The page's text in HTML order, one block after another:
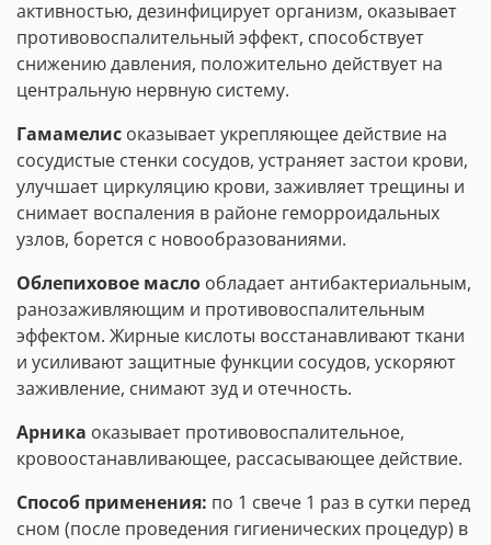
активностью, дезинфицирует организм, оказывает
противовоспалительный эффект, способствует
снижению давления, положительно действует на
центральную нервную систему.
Гамамелис оказывает укрепляющее действие на
сосудистые стенки сосудов, устраняет застои крови,
улучшает циркуляцию крови, заживляет трещины и
снимает воспаления в районе геморроидальных
узлов, борется с новообразованиями.
Облепиховое масло обладает антибактериальным,
ранозаживляющим и противовоспалительным
эффектом. Жирные кислоты восстанавливают ткани
и усиливают защитные функции сосудов, ускоряют
заживление, снимают зуд и отечность.
Арника оказывает противовоспалительное,
кровоостанавливающее, рассасывающее действие.
Способ применения: по 1 свече 1 раз в сутки перед
сном (после проведения гигиенических процедур) в